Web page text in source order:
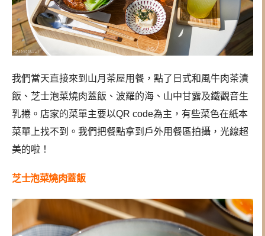
我們當天直接來到山月茶屋用餐，點了日式和風牛肉茶漬
飯、芝士泡菜燒肉蓋飯、波羅的海、山中甘露及鐵觀音生
乳捲。店家的菜單主要以QR code為主，有些菜色在紙本
菜單上找不到。我們把餐點拿到戶外用餐區拍攝，光線超
美的啦！
芝士泡菜燒肉蓋飯